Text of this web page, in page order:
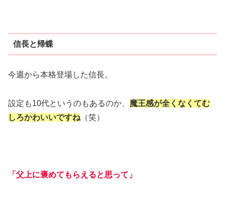
信長と帰蝶
今週から本格登場した信長。
設定も10代というのもあるのか、 魔王感が全くなくてむ
しろかわいいですね （笑）
「父上に褒めてもらえると思って」